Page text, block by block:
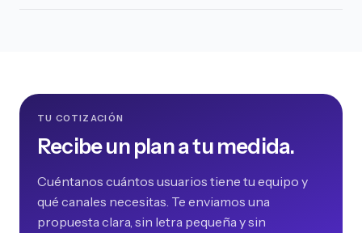
TU COTIZACIÓN
Recibe un plan a tu medida.
Cuéntanos cuántos usuarios tiene tu equipo y
qué canales necesitas. Te enviamos una
propuesta clara, sin letra pequeña y sin